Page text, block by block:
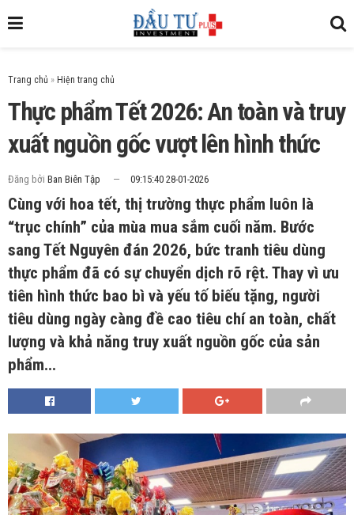
Trang chủ »
Thực phẩm Tết 2026: An toàn và truy
xuất nguồn gốc vượt lên hình thức
Đăng bởi Ban Biên Tập 09:15:40 28-01-2026
Cùng với hoa tết, thị trường thực phẩm luôn là
“trục chính” của mùa mua sắm cuối năm. Bước
sang Tết Nguyên đán 2026, bức tranh tiêu dùng
thực phẩm đã có sự chuyển dịch rõ rệt. Thay vì ưu
tiên hình thức bao bì và yếu tố biếu tặng, người
tiêu dùng ngày càng đề cao tiêu chí an toàn, chất
lượng và khả năng truy xuất nguồn gốc của sản
phẩm...